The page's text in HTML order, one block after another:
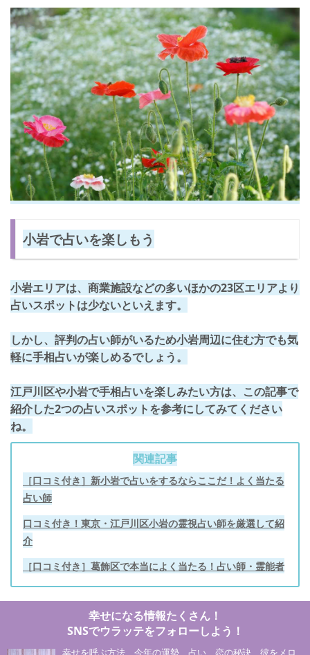
小岩で占いを楽しもう
小岩エリアは、商業施設などの多いほかの23区エリアより
占いスポットは少ないといえます。
しかし、評判の占い師がいるため小岩周辺に住む方でも気
軽に手相占いが楽しめるでしょう。
江戸川区や小岩で手相占いを楽しみたい方は、この記事で
紹介した2つの占いスポットを参考にしてみてください
ね。
関連記事
［口コミ付き］新小岩で占いをするならここだ！よく当たる
占い師
口コミ付き！東京・江戸川区小岩の霊視占い師を厳選して紹
介
［口コミ付き］葛飾区で本当によく当たる！占い師・霊能者
幸せになる情報たくさん！
SNSでウラッテをフォローしよう！
幸せを呼ぶ方法、今年の運勢、占い、恋の秘訣、彼をメロ